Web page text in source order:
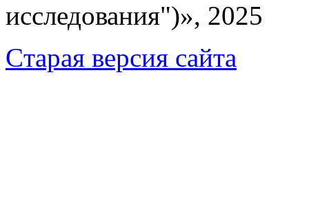
исследования")», 2025
Cтарая версия сайта